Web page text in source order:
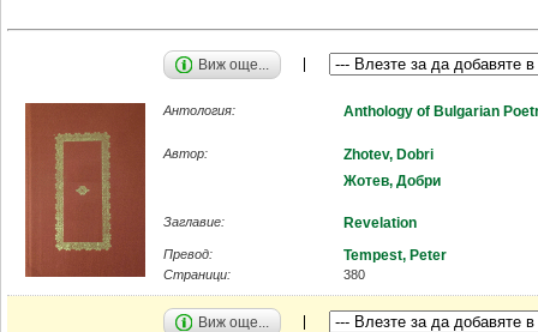
Виж още...
Антология: Anthology of Bulgarian
Автор:
Zhotev, Dobri
Жотев, Добри
Заглавие: Revelation
Превод: Tempest, Peter
Страници: 380
Виж още...